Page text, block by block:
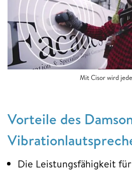
Mit Cisor wird
Vorteile des
Die Leistungsfähigkeit